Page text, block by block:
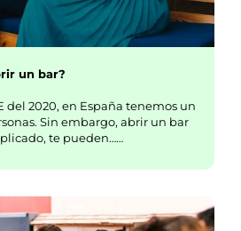
un bar?
del 2020, en España tenemos un
Sin embargo, abrir un bar
te pueden……